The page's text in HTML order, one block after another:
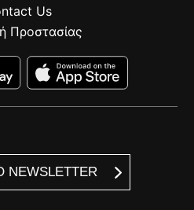
Us
Προστασίας